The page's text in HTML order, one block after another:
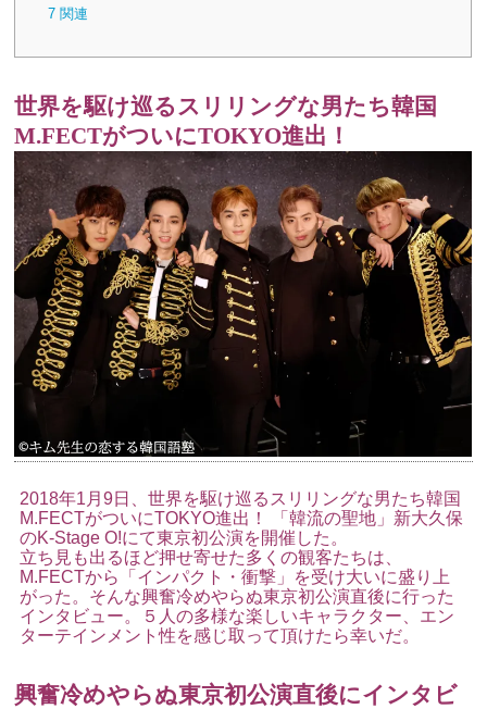
7 関連
世界を駆け巡るスリリングな男たち韓国
M.FECTがついにTOKYO進出！
2018年1月9日、世界を駆け巡るスリリングな男たち韓国
M.FECTがついにTOKYO進出！ 「韓流の聖地」新大久保
のK-Stage O!にて東京初公演を開催した。
立ち見も出るほど押せ寄せた多くの観客たちは、
M.FECTから「インパクト・衝撃」を受け大いに盛り上
がった。 そんな興奮冷めやらぬ東京初公演直後に行った
インタビュー。５人の多様な楽しいキャラクター、エン
ターテインメント性を感じ取って頂けたら幸いだ。
興奮冷めやらぬ東京初公演直後にインタビ